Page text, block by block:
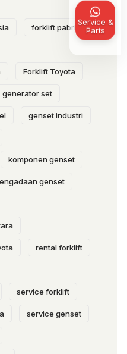
forklift pabrik
Forklift Toyota
generator set
genset industri
komponen genset
genset
rental forklift
service forklift
service genset
Service &
Parts